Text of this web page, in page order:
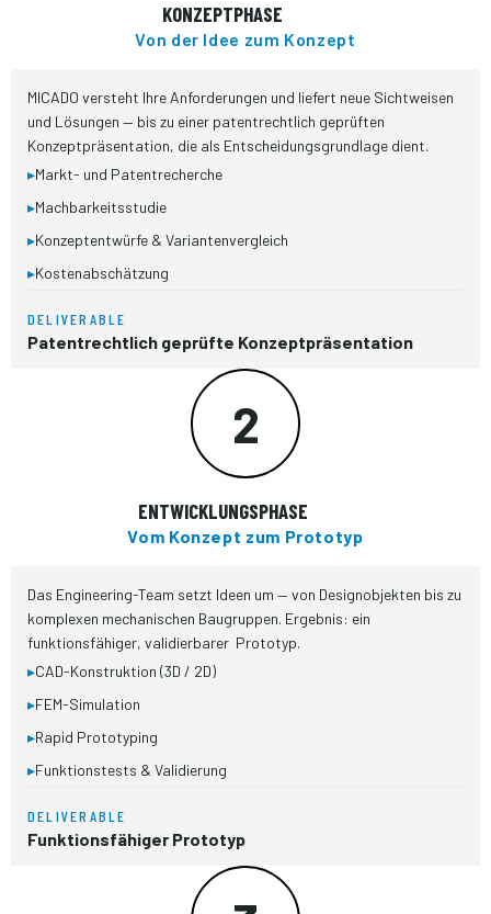
KONZEPTPHASE
Von der Idee zum Konzept
MICADO versteht Ihre Anforderungen und liefert neue Sichtweisen
und Lösungen — bis zu einer patentrechtlich geprüften
Konzeptpräsentation, die als Entscheidungs­grundlage dient.
▸Markt- und Patentrecherche
▸Machbarkeitsstudie
▸Konzeptentwürfe & Variantenvergleich
▸Kostenabschätzung
DELIVERABLE
Patentrechtlich geprüfte Konzeptpräsentation
2
ENTWICKLUNGSPHASE
Vom Konzept zum Prototyp
Das Engineering-Team setzt Ideen um — von Designobjekten bis zu
komplexen mechanischen Baugruppen. Ergebnis: ein
funktionsfähiger, validierbarer Prototyp.
▸CAD-Konstruktion (3D / 2D)
▸FEM-Simulation
▸Rapid Prototyping
▸Funktionstests & Validierung
DELIVERABLE
Funktionsfähiger Prototyp